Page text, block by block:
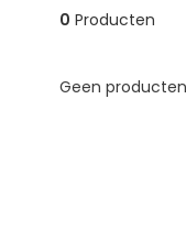
0 Producten
Geen